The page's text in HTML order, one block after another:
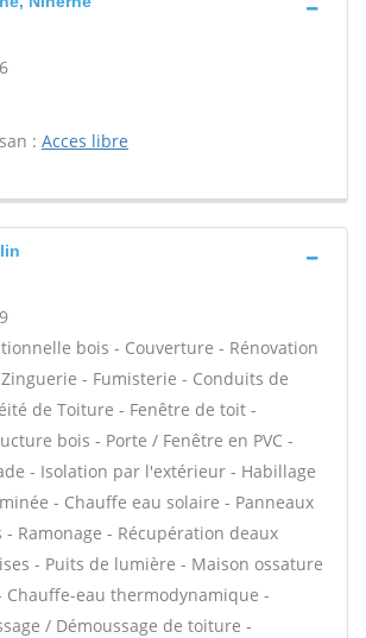
: Acces libre
bois - Couverture - Rénovation
- Fumisterie - Conduits de
de Toiture - Fenêtre de toit -
bois - Porte / Fenêtre en PVC -
- Isolation par l'extérieur - Habillage
- Chauffe eau solaire - Panneaux
Ramonage - Récupération deaux
- Puits de lumière - Maison ossature
Chauffe-eau thermodynamique -
/ Démoussage de toiture -